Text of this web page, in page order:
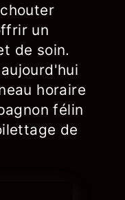
un
de soin.
horaire
félin
de